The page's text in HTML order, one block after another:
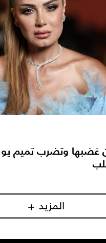
غضبها وتضرب تميم
المزيد